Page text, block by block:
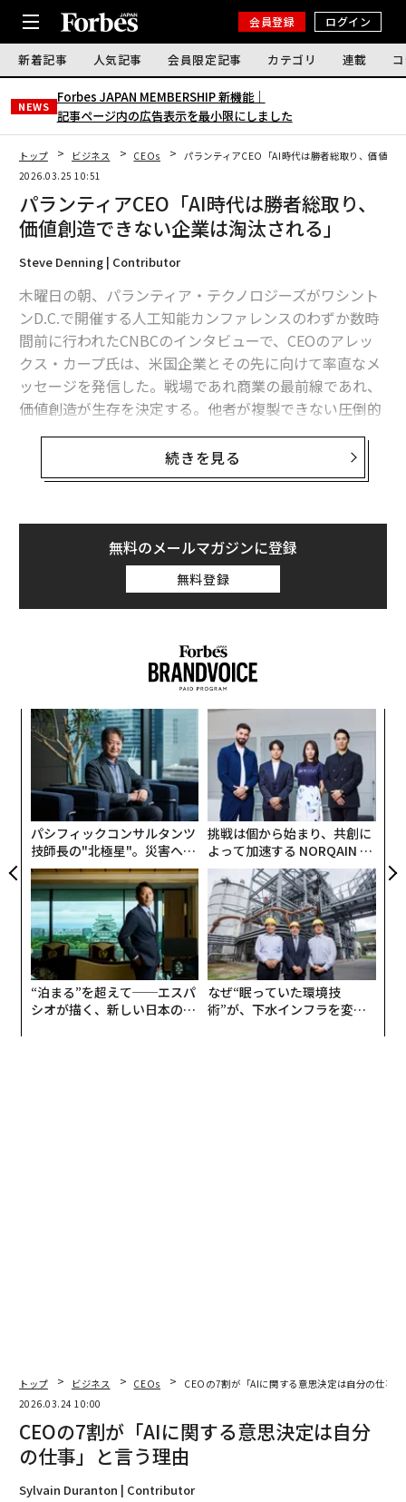
会員登録 ログイン
新着記事 人気記事 会員限定記事 カテゴリ 連載
NEWS
Forbes JAPAN MEMBERSHIP 新機能｜
記事ページ内の広告表示を最小限にしました
トップ ビジネス CEOs
パランティアCEO「AI時代は勝者総取り、価値創
2026.03.25 10:51
パランティアCEO「AI時代は勝者総取り、
価値創造できない企業は淘汰される」
Steve Denning | Contributor
木曜日の朝、パランティア・テクノロジーズがワシント
ンD.C.で開催する人工知能カンファレンスのわずか数時
間前に行われたCNBCのインタビューで、CEOのアレッ
クス・カープ氏は、米国企業とその先に向けて率直なメ
ッセージを発信した。戦場であれ商業の最前線であれ、
価値創造が生存を決定する。他者が複製できない圧倒的
な成果を提供できなければ、消滅するのみだ。
カープ氏はまず、中東紛争におけるパランティアのプラ
資産調整、同盟国との統合を可能にし、戦争のあり方を
根本的に変えたという。米国と同盟国の軍隊は今や、敵
対勢力が容易に対抗できない能力を備えている。しかし
同氏はすぐに防衛から広範な経済の現実へと話題を転換
し、軍事的殺傷力を商業的優位性に直接結びつけた。
話題が米海軍やGEエアロスペースとの新規契約を含むパ
ランティアの急成長するビジネスに移ると、カープ氏は
を提示した。
「正直なところ、この全てにおける大きな問いは、何が
価値を創造するのか、何が複製不可能な圧倒的なアルフ
ァをもたらすのか、ということだ。戦場でも、商業の戦
場でも、大企業においても……我々が敵対者や敵を、他
の誰にもできない方法で標的にし排除する能力。道徳的
な観点を除けば、これらはまったく同じだ」とカープ氏
は述べた。「戦場で致命的な力を持つものと、商業的に
存続可能なものは何か？」
このAI強化の段階において、従来の物理的資産——航空
機、エンジン、ミサイル、病院、産業システム——は、
データ統合が遅れているため最適化されていないと同氏
は説明した。パランティアのオントロジーとソフトウェ
価値創造で報酬を得る方法は、他の誰にもできない方法
で大規模インフラを強化することだ。戦場では致命的な
インフラ、民間の文脈では致命性の低いインフラ……こ
れは直線的な進歩ではない。持っているか、持っていな
いかだ」
続きを見る
無料のメールマガジンに登録
無料登録
パシフィックコンサルタンツ
技師長の"北極星"。災害への
無力感を乗り越え見つけた、
防災一筋20年の答え
挑戦は個から始まり、共創に
よって加速する NORQAIN JA
PAN 特別座談会
“泊まる”を超えて──エスパ
シオが描く、新しい日本のラ
なぜ“眠っていた環境技
術”が、下水インフラを変え
トップ ビジネス CEOs
CEOの7割が「AIに関する意思決定は自分の仕事
2026.03.24 10:00
CEOの7割が「AIに関する意思決定は自分
の仕事」と言う理由
Sylvain Duranton | Contributor